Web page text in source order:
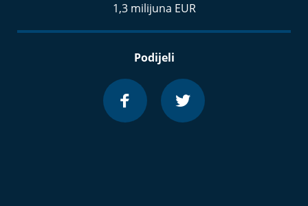
1,3 milijuna EUR
Podijeli